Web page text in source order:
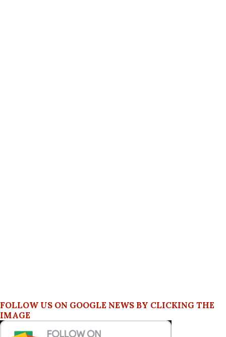
FOLLOW US ON GOOGLE NEWS BY CLICKING THE
IMAGE